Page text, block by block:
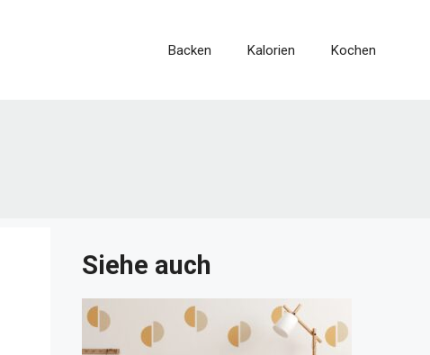
Backen Kalorien Kochen
Siehe auch